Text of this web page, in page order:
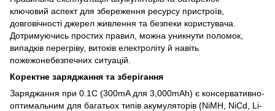
ключовий аспект для збереження ресурсу пристроїв,
довговічності джерел живлення та безпеки користувача.
Дотримуючись простих правил, можна уникнути поломок,
випадків перегріву, витоків електроліту й навіть
пожежонебезпечних ситуацій.
Коректне заряджання та зберігання
Заряджання при 0.1C (300mA для 3,000mAh) є консервативно-
оптимальним для багатьох типів акумуляторів (NiMH, NiCd, Li-